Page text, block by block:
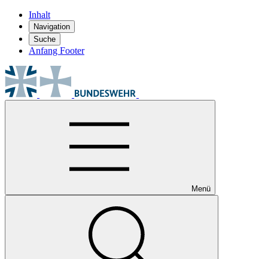
Inhalt
Navigation
Suche
Anfang Footer
Menü